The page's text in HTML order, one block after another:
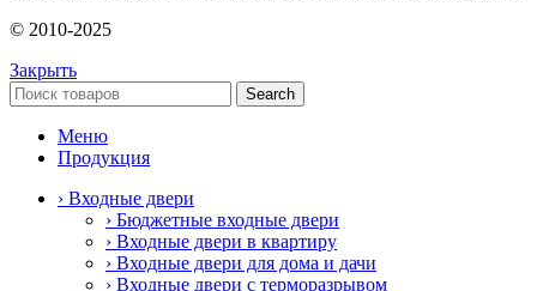
© 2010-2025
Закрыть
Search
Меню
Продукция
› Входные двери
› Бюджетные входные двери
› Входные двери в квартиру
› Входные двери для дома и дачи
› Входные двери с терморазрывом